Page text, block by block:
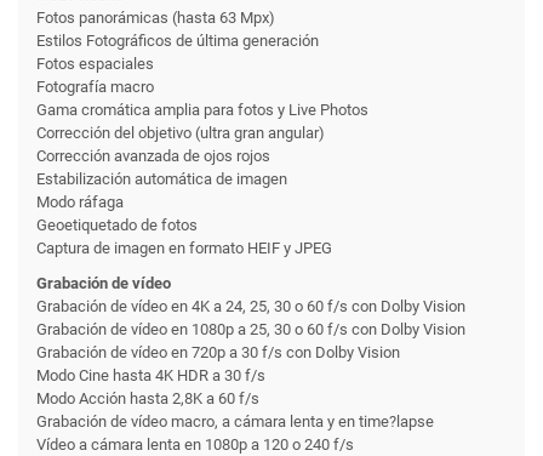
Fotos panorámicas (hasta 63 Mpx)
Estilos Fotográficos de última generación
Fotos espaciales
Fotografía macro
Gama cromática amplia para fotos y Live Photos
Corrección del objetivo (ultra gran angular)
Corrección avanzada de ojos rojos
Estabili­zación automática de imagen
Modo ráfaga
Geoetiquetado de fotos
Captura de imagen en formato HEIF y JPEG
Grabación de vídeo
Grabación de vídeo en 4K a 24, 25, 30 o 60 f/s con Dolby Vision
Grabación de vídeo en 1080p a 25, 30 o 60 f/s con Dolby Vision
Grabación de vídeo en 720p a 30 f/s con Dolby Vision
Modo Cine hasta 4K HDR a 30 f/s
Modo Acción hasta 2,8K a 60 f/s
Grabación de vídeo macro, a cámara lenta y en time?lapse
Vídeo a cámara lenta en 1080p a 120 o 240 f/s